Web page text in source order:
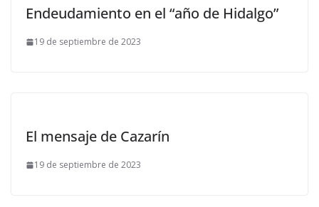
Endeudamiento en el “año de Hidalgo”
19 de septiembre de 2023
El mensaje de Cazarín
19 de septiembre de 2023